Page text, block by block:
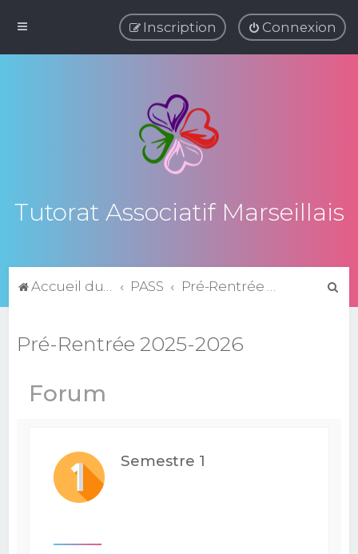
Connexion
Inscription
Tutorat Associatif Marseillais
Accueil du forum PASS Pré-Rentrée 2025-2026
Pré-Rentrée 2025-2026
Forum
Semestre 1